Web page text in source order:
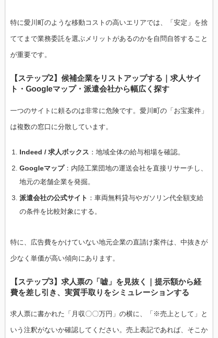
特に愛川町のような移動コストの高いエリアでは、「安定」を捨
ててまで業務委託を選ぶメリットがあるのかを自問自答すること
が重要です。
【ステップ2】候補企業をリストアップする｜求人サイ
ト・Googleマップ・派遣会社から幅広く探す
一つのサイトに頼るのは非常に危険です。愛川町の「お宝案件」
は複数の窓口に分散しています。
Indeed / 求人ボックス ：地域全体の給与相場を確認。
Googleマップ：内陸工業団地の運送会社を直接リサーチし、
地元の老舗企業を発掘。
派遣会社の公式サイト ：車両無料貸与やガソリン代全額支給
の条件を比較対象にする。
特に、広告費をかけていない地元企業の直請け案件は、中抜きが
少なく単価が高い傾向にあります。
【ステップ3】求人票の「嘘」を見抜く｜提示額から経
費を差し引き、実質手取りをシミュレーションする
求人票に書かれた「月収〇〇万円」の横に、「※売上として」と
いう注釈がないか確認してください。売上表記であれば、そこか